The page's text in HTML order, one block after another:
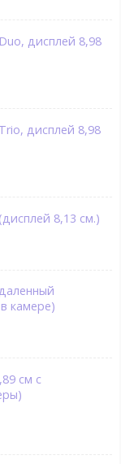
дисплей 8,98
дисплей 8,98
8,13 см.)
камере)
см с